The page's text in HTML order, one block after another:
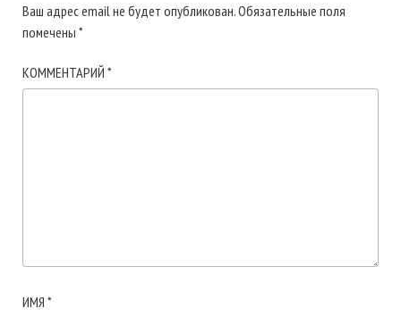
Ваш адрес email не будет опубликован.Обязательные поля
помечены *
КОММЕНТАРИЙ *
ИМЯ *